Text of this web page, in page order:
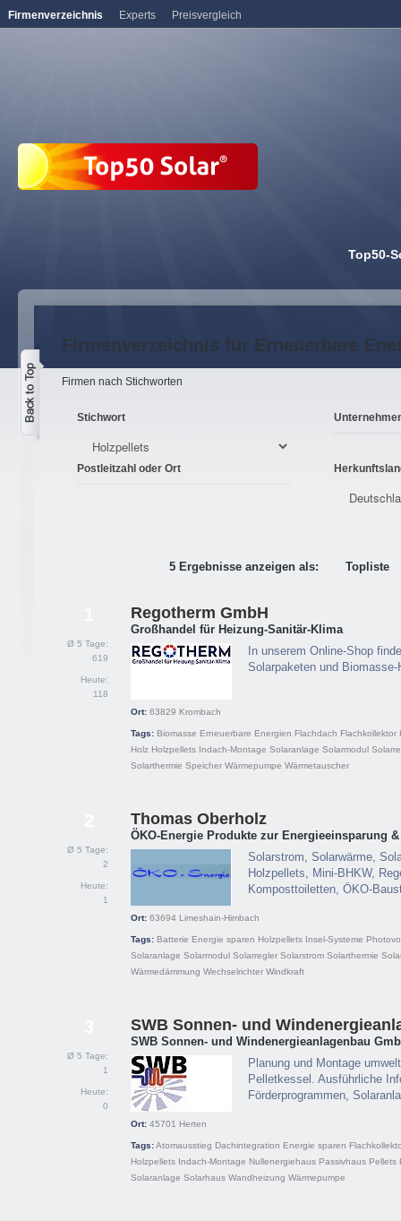
Top50-
Firmenverzeichnis für Erneuerbare
Firmen nach Stichworten
Stichwort
Postleitzahl oder Ort
5 Ergebnisse anzeigen als: Topliste
Ø 5 Tage:
619
Heute:
118
Regotherm GmbH
Großhandel für Heizung-Sanitär-Klima
In unserem Online-Shop
Solarpaketen und Biomasse-
Ort: 63829 Krombach
Tags: Biomasse Erneuerbare Energien Flachdach Flachkollektor
Holz Holzpellets Indach-Montage Solaranlage Solarmodul
Solarthermie Speicher Wärmepumpe Wärmetauscher
Ø 5 Tage:
2
Heute:
1
Thomas Oberholz
ÖKO-Energie Produkte zur Energieeinsparung
Solarstrom, Solarwärme,
Holzpellets, Mini-BHKW,
Komposttoiletten, ÖKO-
Ort: 63694 Limeshain-Himbach
Tags: Batterie Energie sparen Holzpellets Insel-Systeme
Solaranlage Solarmodul Solarregler Solarstrom Solarthermie
Wärmedämmung Wechselrichter Windkraft
Ø 5 Tage:
1
Heute:
0
SWB Sonnen- und
SWB Sonnen- und Windenergieanlagenbau
Planung und Montage
Pelletkessel. Ausführliche
Förderprogrammen,
Ort: 45701 Herten
Tags:Atomausstieg Dachintegration Energie sparen
Holzpellets Indach-Montage Nullenergiehaus Passivhaus Pellets
Solaranlage Solarhaus Wandheizung Wärmepumpe
Firmenverzeichnis Experts Preisvergleich